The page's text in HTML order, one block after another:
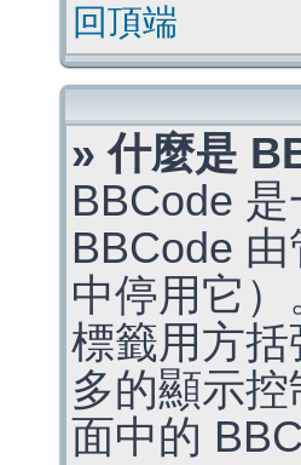
回頂端
» 什麼是
BBCode
BBCode
中停用它
標籤用方
多的顯示
面中的